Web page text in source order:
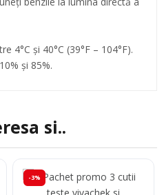
4°C și 40°C (39°F – 104°F).
și 85%.
si..
-3%